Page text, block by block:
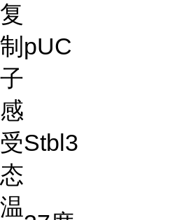
复
制
子
pUC
感
受
态
Stbl3
温